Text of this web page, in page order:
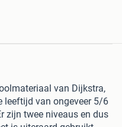
van Dijkstra,
leeftijd van ongeveer 5/6
zijn twee niveaus en dus